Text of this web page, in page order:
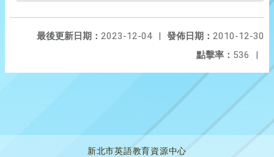
發佈日期： 2010-12-30
最後更新日期： 2023-12-04
|
點擊率： 536 |
新北市英語教育資源中心